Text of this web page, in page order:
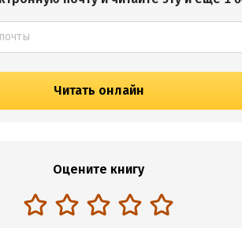
Читать онлайн
Оцените книгу